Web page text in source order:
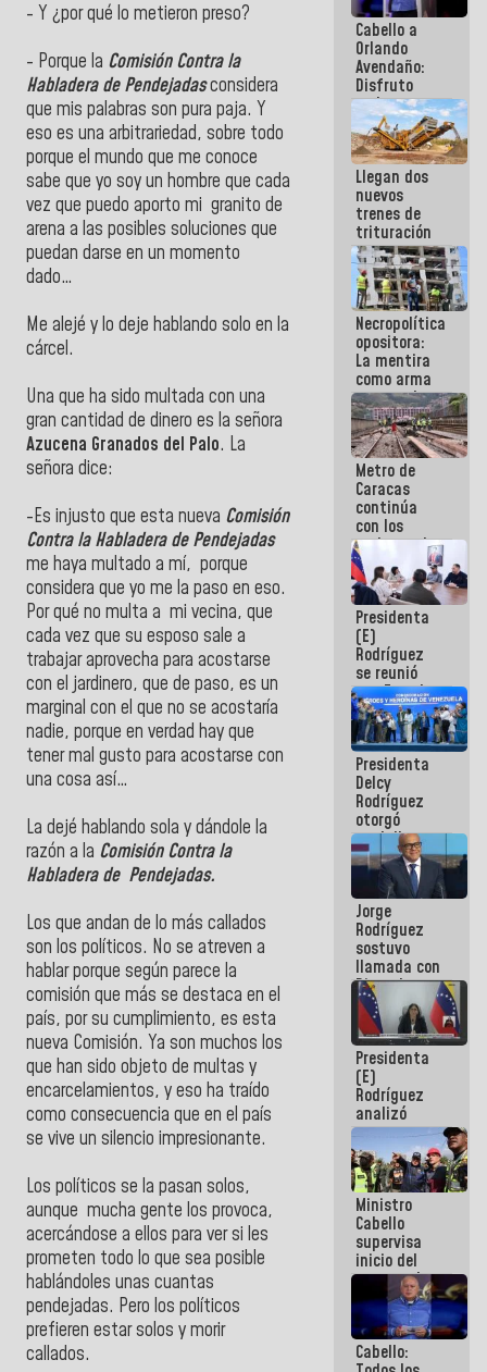
- Y ¿por qué lo metieron preso?
- Porque la Comisión Contra la
Habladera de Pendejadasconsidera
que mis palabras son pura paja. Y
eso es una arbitrariedad, sobre todo
porque el mundo que me conoce
sabe que yo soy un hombre que cada
vez que puedo aporto mi granito de
arena a las posibles soluciones que
puedan darse en un momento
dado…
Me alejé y lo deje hablando solo en la
cárcel.
Una que ha sido multada con una
gran cantidad de dinero es la señora
Azucena Granados del Palo. La
señora dice:
-Es injusto que esta nueva Comisión
Contra la Habladera de Pendejadas
me haya multado a mí, porque
considera que yo me la paso en eso.
Por qué no multa a mi vecina, que
cada vez que su esposo sale a
trabajar aprovecha para acostarse
con el jardinero, que de paso, es un
marginal con el que no se acostaría
nadie, porque en verdad hay que
tener mal gusto para acostarse con
una cosa así…
La dejé hablando sola y dándole la
razón a la Comisión Contra la
Habladera de Pendejadas.
Los que andan de lo más callados
son los políticos. No se atreven a
hablar porque según parece la
comisión que más se destaca en el
país, por su cumplimiento, es esta
nueva Comisión. Ya son muchos los
que han sido objeto de multas y
encarcelamientos, y eso ha traído
como consecuencia que en el país
se vive un silencio impresionante.
Los políticos se la pasan solos,
aunque mucha gente los provoca,
acercándose a ellos para ver si les
prometen todo lo que sea posible
hablándoles unas cuantas
pendejadas. Pero los políticos
prefieren estar solos y morir
callados.
Cabello a
Orlando
Avendaño:
Disfruto
cada vez
que escribes
porque lo
que haces
es
embarrarla
Llegan dos
nuevos
trenes de
trituración
para
optimizar
manejo de
escombros
en La Guaira
Necropolítica
opositora:
La mentira
como arma
contra el
Pueblo
Metro de
Caracas
continúa
con los
trabajos de
mantenimiento
e inspección
en la Línea 2
Presidenta
(E)
Rodríguez
se reunió
con Estado
Mayor
Eléctrico
para
abordar
planes de
acción
Presidenta
Delcy
Rodríguez
otorgó
medalla
"Héroe de
Venezuela"
a servidores
públicos
Jorge
Rodríguez
sostuvo
llamada con
Dinorah
Figuera y
acuerdan
primer
encuentro
presencial
para el
diálogo
Presidenta
(E)
Rodríguez
analizó
junto a
gobernadores
planes de
recuperación
del Sistema
Eléctrico
Nacional
Ministro
Cabello
supervisa
inicio del
proceso de
demolición
de
edificaciones
declaradas
Cabello: